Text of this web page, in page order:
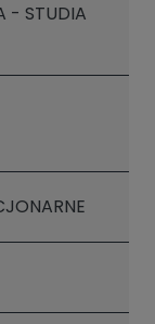
- STUDIA